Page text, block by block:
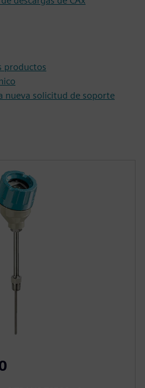
productos
nueva solicitud de soporte